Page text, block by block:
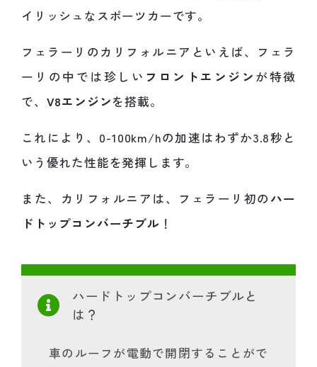
イリッシュなスポーツカーです。
フェラーリのカリフォルニアといえば、フェラ
ーリの中では珍しい フロントエンジン が特徴
で、 V8エンジンを搭載。
これにより、0-100km/hの加速はわずか3.8秒と
いう優れた性能を発揮します。
また、カリフォルニアは、フェラーリ初の ハー
ドトップコンバーチブル ！
ハードトップコンバーチブルと
は？
車のルーフが電動で開閉することがで